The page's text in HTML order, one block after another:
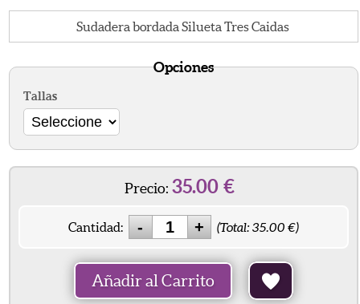
Sudadera bordada Silueta Tres Caidas
Opciones
Tallas
Precio: 35.00€
Cantidad: (Total:35.00 €)
Añadir al Carrito